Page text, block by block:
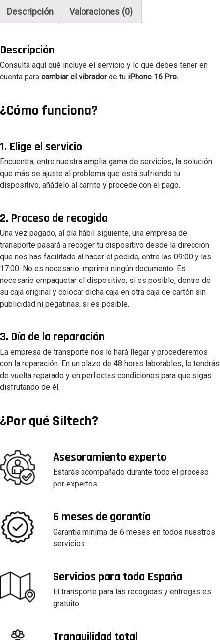
Descripción Valoraciones (0)
Descripción
Consulta aquí qué incluye el servicio y lo que debes tener en
cuenta para cambiar el vibradorde tu iPhone 16 Pro.
¿Cómo funciona?
1. Elige el servicio
Encuentra, entre nuestra amplia gama de servicios, la solución
que más se ajuste al problema que está sufriendo tu
dispositivo, añádelo al carrito y procede con el pago.
2. Proceso de recogida
Una vez pagado, al día hábil siguiente, una empresa de
transporte pasará a recoger tu dispositivo desde la dirección
que nos has facilitado al hacer el pedido, entre las 09:00 y las
17:00. No es necesario imprimir ningún documento. Es
necesario empaquetar el dispositivo, si es posible, dentro de
su caja original y colocar dicha caja en otra caja de cartón sin
publicidad ni pegatinas, si es posible.
3. Día de la reparación
La empresa de transporte nos lo hará llegar y procederemos
con la reparación. En un plazo de 48 horas laborables, lo tendrás
de vuelta reparado y en perfectas condiciones para que sigas
disfrutando de él.
¿Por qué Siltech?
Asesoramiento experto
Estarás acompañado durante todo el proceso
por expertos
6 meses de garantía
Garantía mínima de 6 meses en todos nuestros
servicios
Servicios para toda España
El transporte para las recogidas y entregas es
gratuito
Tranquilidad total